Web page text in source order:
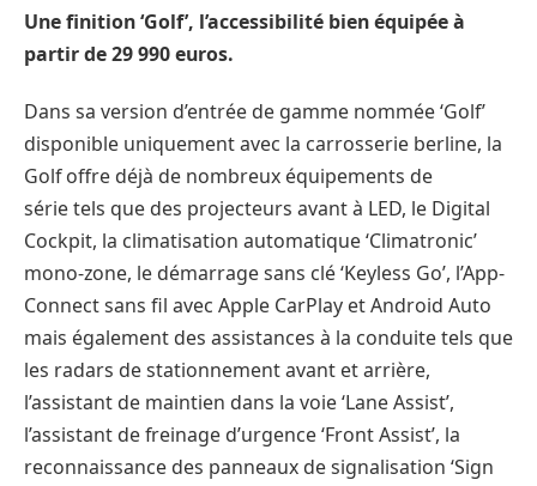
Une finition ‘Golf’, l’accessibilité bien équipée à
partir de 29 990 euros.
Dans sa version d’entrée de gamme nommée ‘Golf’
disponible uniquement avec la carrosserie berline, la
Golf offre déjà de nombreux équipements de
série tels que des projecteurs avant à LED, le Digital
Cockpit, la climatisation automatique ‘Climatronic’
mono-zone, le démarrage sans clé ‘Keyless Go’, l’App-
Connect sans fil avec Apple CarPlay et Android Auto
mais également des assistances à la conduite tels que
les radars de stationnement avant et arrière,
l’assistant de maintien dans la voie ‘Lane Assist’,
l’assistant de freinage d’urgence ‘Front Assist’, la
reconnaissance des panneaux de signalisation ‘Sign